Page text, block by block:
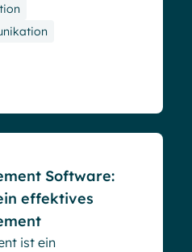
Software:
effektives
ist ein